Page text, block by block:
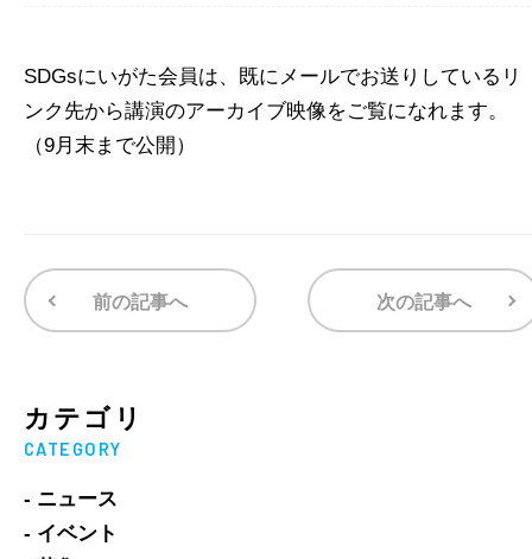
SDGsにいがた会員は、既にメールでお送りしているリ
ンク先から講演のアーカイブ映像をご覧になれます。
（9月末まで公開）
前の記事へ 次の記事へ
カテゴリ
CATEGORY
- ニュース
- イベント